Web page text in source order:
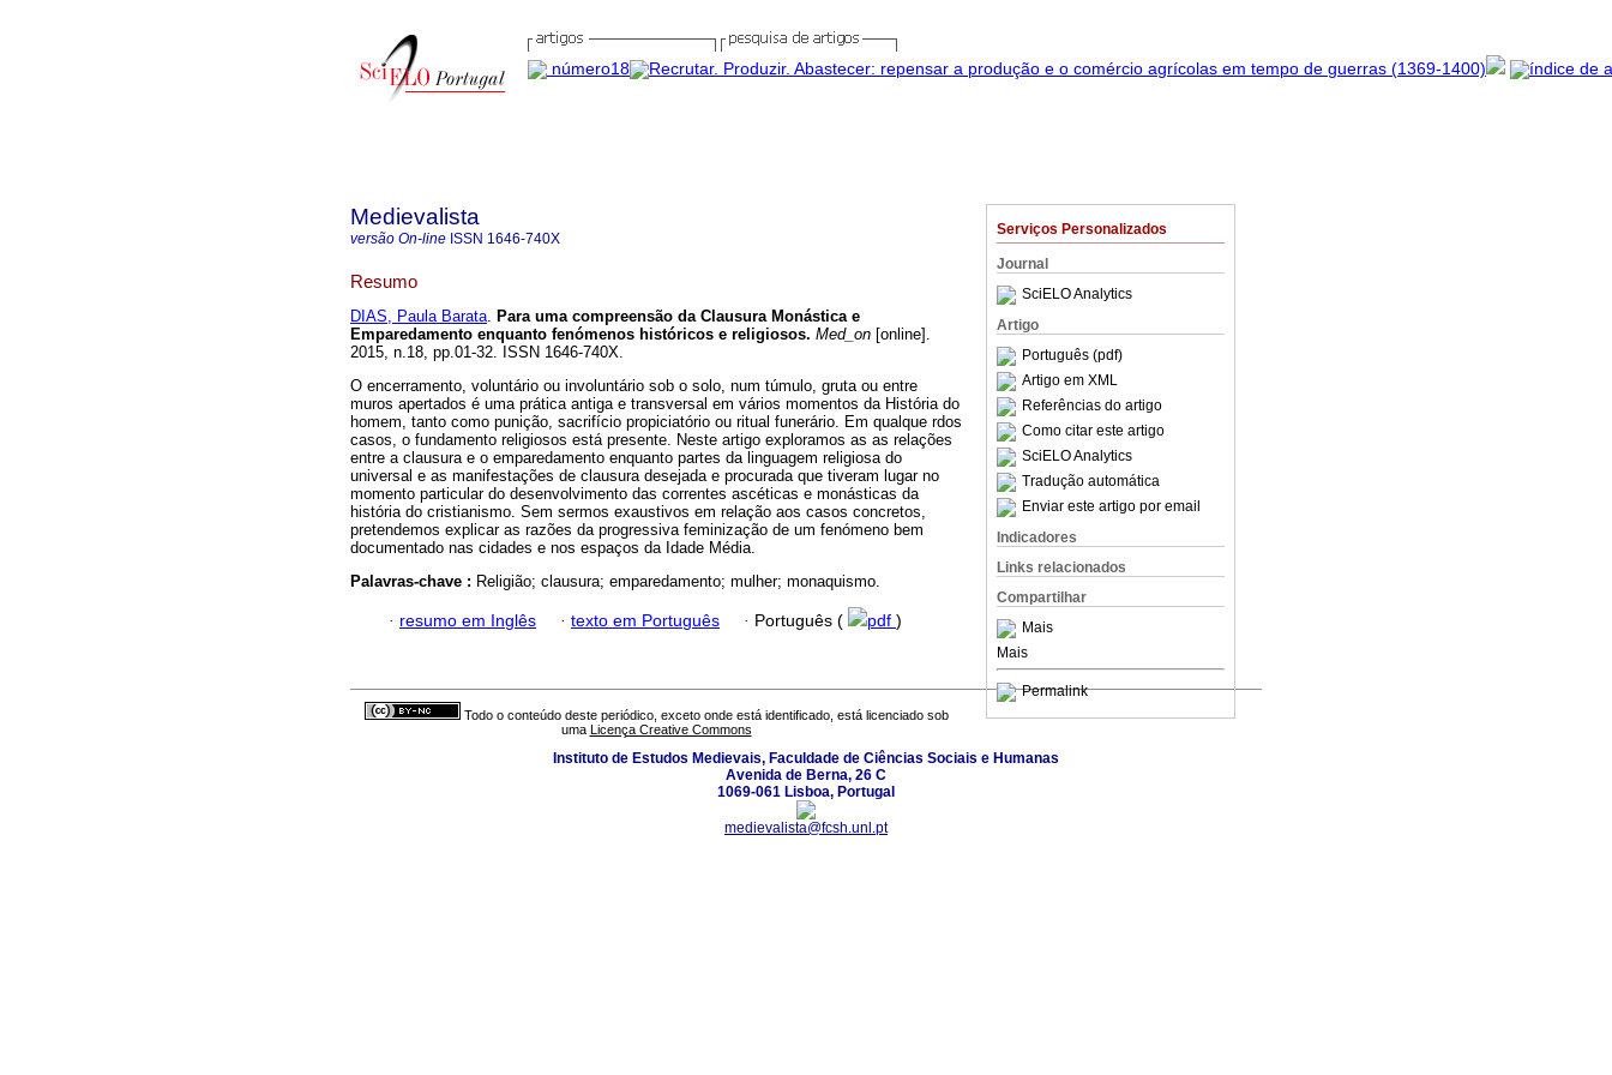
Serviços Personalizados
Journal
SciELO Analytics
Artigo
Português (pdf)
Artigo em XML
Referências do artigo
Como citar este artigo
SciELO Analytics
Tradução automática
Enviar este artigo por email
Indicadores
Links relacionados
Compartilhar
Mais
Mais
Permalink
Medievalista
versão On-line ISSN 1646-740X
Resumo
DIAS, Paula Barata. Para uma compreensão da Clausura Monástica e
Emparedamento enquanto fenómenos históricos e religiosos. Med_on [online].
2015, n.18, pp.01-32. ISSN 1646-740X.
O encerramento, voluntário ou involuntário sob o solo, num túmulo, gruta ou entre
muros apertados é uma prática antiga e transversal em vários momentos da História do
homem, tanto como punição, sacrifício propiciatório ou ritual funerário. Em qualque rdos
casos, o fundamento religiosos está presente. Neste artigo exploramos as as relações
entre a clausura e o emparedamento enquanto partes da linguagem religiosa do
universal e as manifestações de clausura desejada e procurada que tiveram lugar no
momento particular do desenvolvimento das correntes ascéticas e monásticas da
história do cristianismo. Sem sermos exaustivos em relação aos casos concretos,
pretendemos explicar as razões da progressiva feminização de um fenómeno bem
documentado nas cidades e nos espaços da Idade Média.
Palavras-chave : Religião; clausura; emparedamento; mulher; monaquismo.
· resumo em Inglês · texto em Português · Português ( pdf )
Todo o conteúdo deste periódico, exceto onde está identificado, está licenciado sob
uma Licença Creative Commons
Instituto de Estudos Medievais, Faculdade de Ciências Sociais e Humanas
Avenida de Berna, 26 C
1069-061 Lisboa, Portugal
medievalista@fcsh.unl.pt